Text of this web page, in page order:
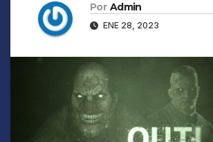
Por Admin
ENE 28, 2023